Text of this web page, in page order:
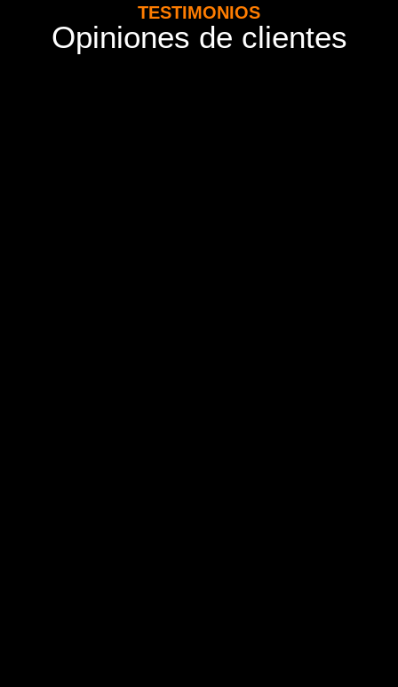
TESTIMONIOS
Opiniones de clientes